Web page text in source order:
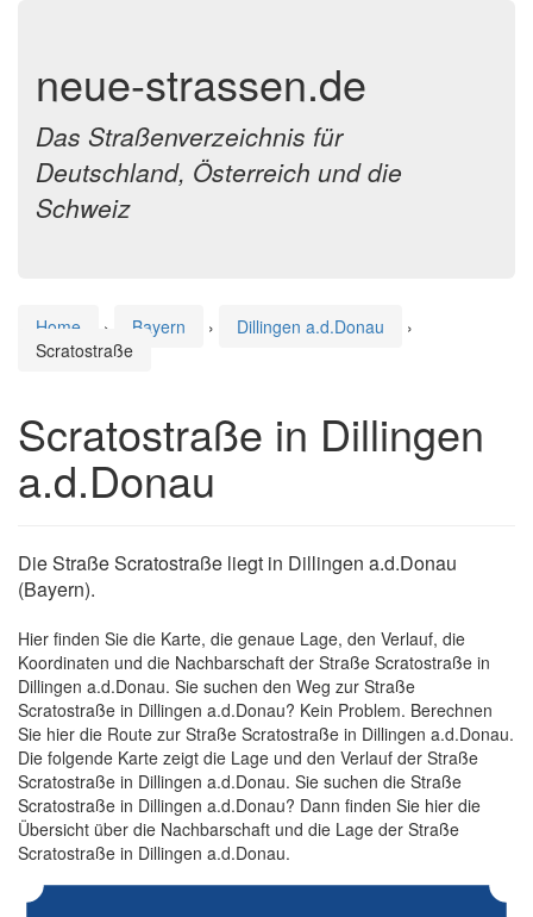
neue-strassen.de
Das Straßenverzeichnis für
Deutschland, Österreich und die
Schweiz
Home › Bayern › Dillingen a.d.Donau
›
Scratostraße
Scratostraße in Dillingen
a.d.Donau
Die Straße Scratostraße liegt in Dillingen a.d.Donau
(Bayern).
Hier finden Sie die Karte, die genaue Lage, den Verlauf, die
Koordinaten und die Nachbarschaft der Straße Scratostraße in
Dillingen a.d.Donau. Sie suchen den Weg zur Straße
Scratostraße in Dillingen a.d.Donau? Kein Problem. Berechnen
Sie hier die Route zur Straße Scratostraße in Dillingen a.d.Donau.
Die folgende Karte zeigt die Lage und den Verlauf der Straße
Scratostraße in Dillingen a.d.Donau. Sie suchen die Straße
Scratostraße in Dillingen a.d.Donau? Dann finden Sie hier die
Übersicht über die Nachbarschaft und die Lage der Straße
Scratostraße in Dillingen a.d.Donau.